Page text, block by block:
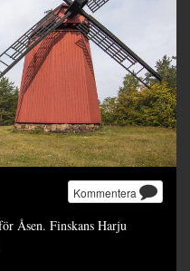
Kommentera
Åsen. Finskans Harju